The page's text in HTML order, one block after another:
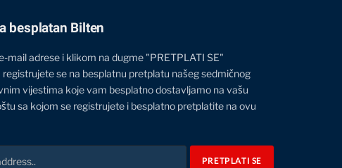
besplatan Bilten
mail adrese i klikom na dugme "PRETPLATI SE"
se na besplatnu pretplatu našeg sedmičnog
vijestima koje vam besplatno dostavljamo na vašu
sa kojom se registrujete i besplatno pretplatite na ovu